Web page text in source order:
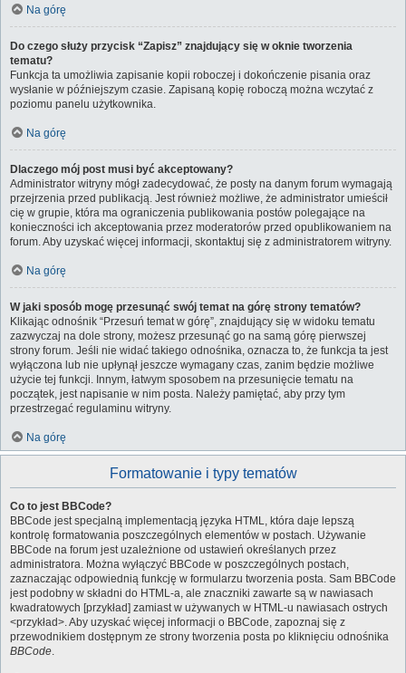
Na górę
Do czego służy przycisk “Zapisz” znajdujący się w oknie tworzenia
tematu?
Funkcja ta umożliwia zapisanie kopii roboczej i dokończenie pisania oraz
wysłanie w późniejszym czasie. Zapisaną kopię roboczą można wczytać z
poziomu panelu użytkownika.
Na górę
Dlaczego mój post musi być akceptowany?
Administrator witryny mógł zadecydować, że posty na danym forum wymagają
przejrzenia przed publikacją. Jest również możliwe, że administrator umieścił
cię w grupie, która ma ograniczenia publikowania postów polegające na
konieczności ich akceptowania przez moderatorów przed opublikowaniem na
forum. Aby uzyskać więcej informacji, skontaktuj się z administratorem witryny.
Na górę
W jaki sposób mogę przesunąć swój temat na górę strony tematów?
Klikając odnośnik “Przesuń temat w górę”, znajdujący się w widoku tematu
zazwyczaj na dole strony, możesz przesunąć go na samą górę pierwszej
strony forum. Jeśli nie widać takiego odnośnika, oznacza to, że funkcja ta jest
wyłączona lub nie upłynął jeszcze wymagany czas, zanim będzie możliwe
użycie tej funkcji. Innym, łatwym sposobem na przesunięcie tematu na
początek, jest napisanie w nim posta. Należy pamiętać, aby przy tym
przestrzegać regulaminu witryny.
Na górę
Formatowanie i typy tematów
Co to jest BBCode?
BBCode jest specjalną implementacją języka HTML, która daje lepszą
kontrolę formatowania poszczególnych elementów w postach. Używanie
BBCode na forum jest uzależnione od ustawień określanych przez
administratora. Można wyłączyć BBCode w poszczególnych postach,
zaznaczając odpowiednią funkcję w formularzu tworzenia posta. Sam BBCode
jest podobny w składni do HTML-a, ale znaczniki zawarte są w nawiasach
kwadratowych [przykład] zamiast w używanych w HTML-u nawiasach ostrych
<przykład>. Aby uzyskać więcej informacji o BBCode, zapoznaj się z
przewodnikiem dostępnym ze strony tworzenia posta po kliknięciu odnośnika
BBCode.